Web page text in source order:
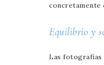
concretamente
Equilibrio y
Las fotografías